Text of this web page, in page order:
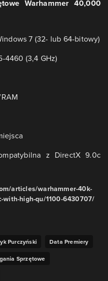
Warhammer 40,000
7 (32- lub 64-bitowy)
4460 (3,4 GHz)
z DirectX 9.0c
articles/warhammer-40k-
with-high-qu/1100-6430707/
Purczyński
Data Premiery
Sprzętowe